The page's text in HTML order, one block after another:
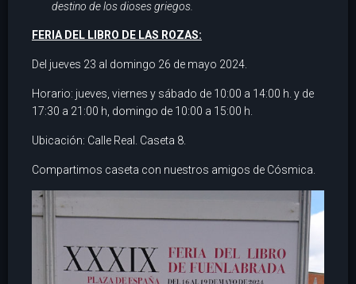
destino de los dioses griegos.
FERIA DEL LIBRO DE LAS ROZAS:
Del jueves 23 al domingo 26 de mayo 2024.
Horario: jueves, viernes y sábado de 10:00 a 14:00 h. y de
17:30 a 21:00 h, domingo de 10:00 a 15:00 h.
Ubicación: Calle Real. Caseta 8.
Compartimos caseta con nuestros amigos de Cósmica.